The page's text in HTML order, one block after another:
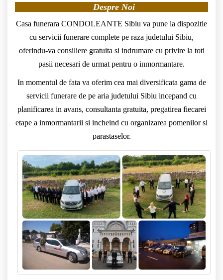
Despre Noi
Casa funerara CONDOLEANTE Sibiu va pune la dispozitie
cu servicii funerare complete pe raza judetului Sibiu,
oferindu-va consiliere gratuita si indrumare cu privire la toti
pasii necesari de urmat pentru o inmormantare.
In momentul de fata va oferim cea mai diversificata gama de
servicii funerare de pe aria judetului Sibiu incepand cu
planificarea in avans, consultanta gratuita, pregatirea fiecarei
etape a inmormantarii si incheind cu organizarea pomenilor si
parastaselor.